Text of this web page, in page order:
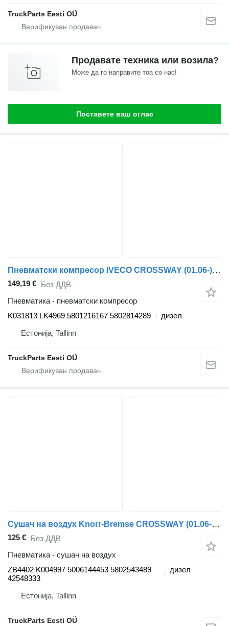
TruckParts Eesti OÜ
Продавате техника или возила?
Може да го направите тоа со нас!
Поставете ваш оглас
Пневматски компресор IVECO CROSSWAY (01.06-) K031813 LK4969 за автобус Irisbus Arway, Crossway, Crealis, Magelys, Proway, Daily Tourys (2006-)
149,19 € Без ДДВ
Пневматика - пневматски компресор
K031813 LK4969 5801216167 5802814289
дизел
Естонија, Tallinn
TruckParts Eesti OÜ
Сушач на воздух Knorr-Bremse CROSSWAY (01.06-) ZB4402 K004997 за автобус Irisbus Arway, Crossway, Crealis, Magelys, Proway, Daily Tourys (2006-)
125 € Без ДДВ
Пневматика - сушач на воздух
ZB4402 K004997 5006144453 5802543489
42548333
дизел
Естонија, Tallinn
TruckParts Eesti OÜ